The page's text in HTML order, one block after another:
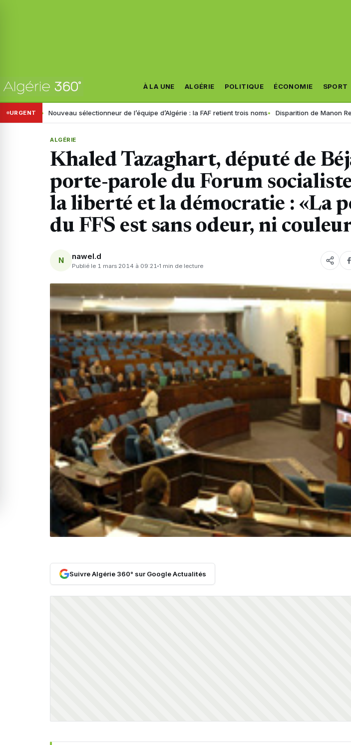
À LA UNE ALGÉRIE POLITIQUE ÉCONOMIE SPORT
URGENTNouveau sélectionneur de l’équipe d’Algérie : la FAF retient trois noms Disparition de Manon
ALGÉRIE
Khaled Tazaghart, député de
porte-parole du Forum
la liberté et la démocratie : «La
du FFS est sans odeur, ni
N nawel.d
Publié le 1 mars 2014 à 09:21 1 min de lecture
Suivre Algérie 360° sur Google Actualités